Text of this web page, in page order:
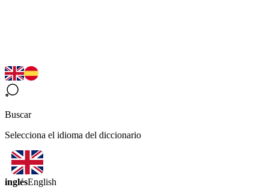
Buscar
Selecciona el idioma del diccionario
inglésEnglish